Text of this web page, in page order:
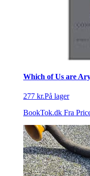
Which of Us are
277 kr.På lager
BookTok.dk Fra